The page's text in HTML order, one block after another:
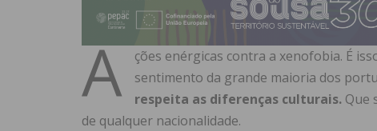
A
ções enérgicas contra a xenofobia. É
sentimento da grande maioria dos
respeita as diferenças culturais. Que
de qualquer nacionalidade.